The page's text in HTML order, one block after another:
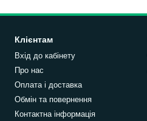
Клієнтам
Вхід до кабінету
Про нас
Оплата і доставка
Обмін та повернення
Контактна інформація